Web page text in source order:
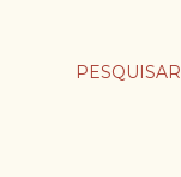
PESQUISAR